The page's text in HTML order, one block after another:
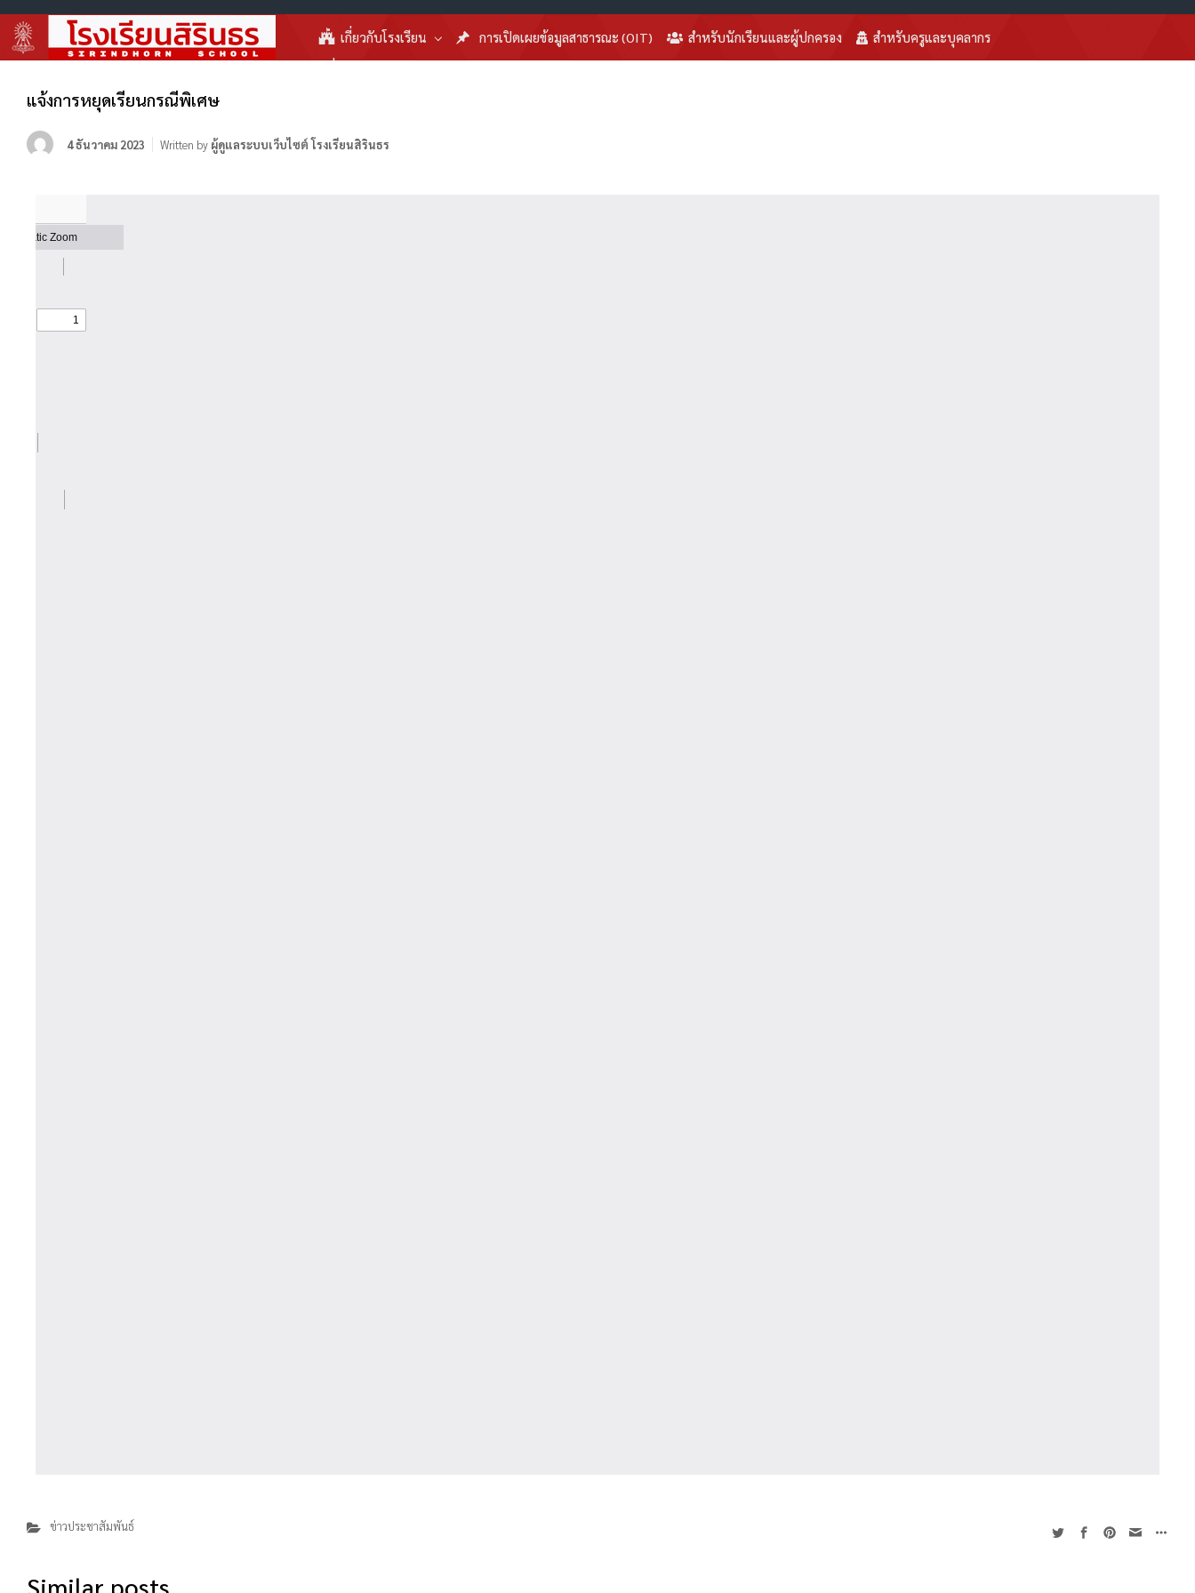
เกี่ยวกับโรงเรียน การเปิดเผยข้อมูลสาธารณะ (OIT) สำหรับนักเรียนและผู้ปกครอง สำหรับครูและบุคลากร
แจ้งการหยุดเรียนกรณีพิเศษ
4 ธันวาคม 2023 Written by ผู้ดูแลระบบเว็บไซต์ โรงเรียนสิรินธร
ข่าวประชาสัมพันธ์
Similar posts